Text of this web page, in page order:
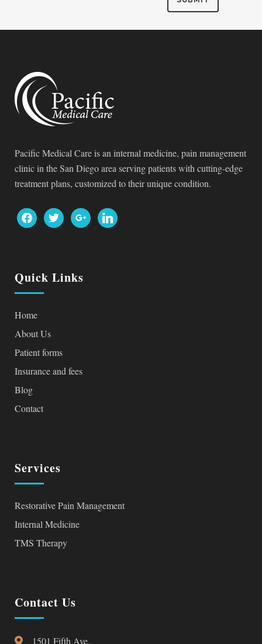
Pacific Medical Care is an internal medicine, pain management
clinic in the San Diego area serving patients with cutting-edge
treatment plans, customized to their unique condition.
facebooktwitter googlelinkedin
Quick Links
Home
About Us
Patient forms
Insurance and fees
Blog
Contact
Services
Restorative Pain Management
Internal Medicine
TMS Therapy
Contact Us
1501 Fifth Ave.,